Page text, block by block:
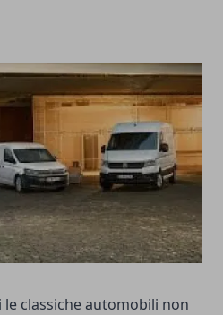
classiche automobili non